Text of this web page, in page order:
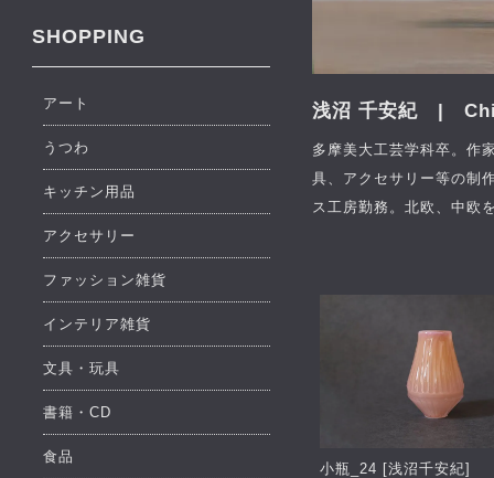
浅沼 千安紀 |
多摩美大工芸学科卒。作
具、アクセサリー等の制
ス工房勤務。北欧、中欧
小瓶_24 [浅沼千安紀]
SHOPPING
アート
うつわ
キッチン用品
アクセサリー
ファッション雑貨
インテリア雑貨
文具・玩具
書籍・CD
食品